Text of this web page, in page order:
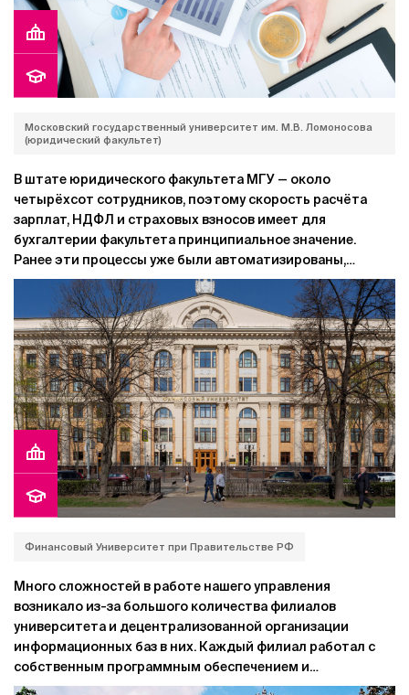
Московский государственный университет им. М.В. Ломоносова
(юридический факультет)
В штате юридического факультета МГУ — около
четырёхсот сотрудников, поэтому скорость расчёта
зарплат, НДФЛ и страховых взносов имеет для
бухгалтерии факультета принципиальное значение.
Ранее эти процессы уже были автоматизированы,
однако со временем возможностей установленного
программного обеспечения оказалось недостаточно.
Финансовый Университет при Правительстве РФ
Много сложностей в работе нашего управления
возникало из-за большого количества филиалов
университета и децентрализованной организации
информационных баз в них. Каждый филиал работал с
собственным программным обеспечением и
собственной базой данных. Невозможно было получить